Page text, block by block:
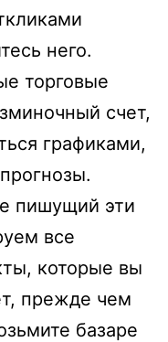
него.
торговые
счет,
графиками,
пишущий эти
все
которые вы
прежде чем
базаре